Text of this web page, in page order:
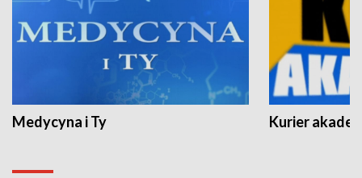
Medycyna i Ty Kurier